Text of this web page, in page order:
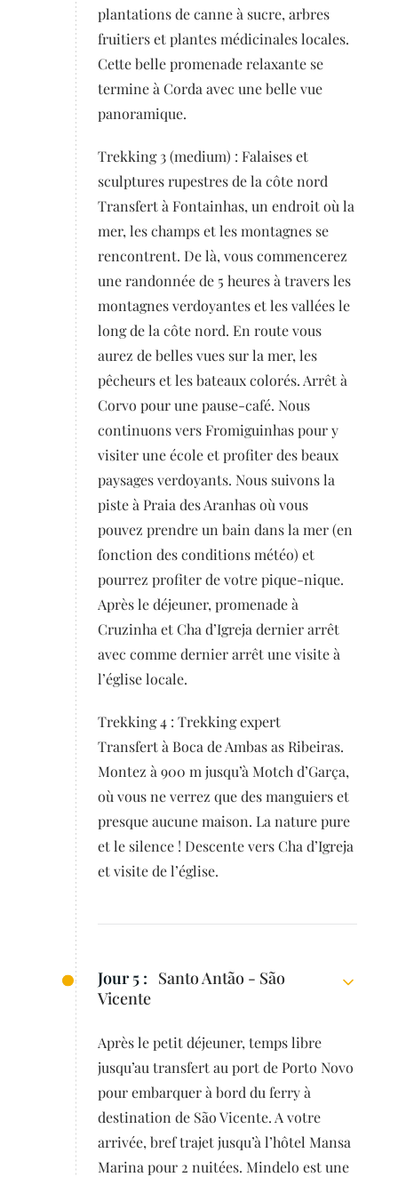
plantations de canne à sucre, arbres
fruitiers et plantes médicinales locales.
Cette belle promenade relaxante se
termine à Corda avec une belle vue
panoramique.
Trekking 3 (medium) : Falaises et
sculptures rupestres de la côte nord
Transfert à Fontainhas, un endroit où la
mer, les champs et les montagnes se
rencontrent. De là, vous commencerez
une randonnée de 5 heures à travers les
montagnes verdoyantes et les vallées le
long de la côte nord. En route vous
aurez de belles vues sur la mer, les
pêcheurs et les bateaux colorés. Arrêt à
Corvo pour une pause-café. Nous
continuons vers Fromiguinhas pour y
visiter une école et profiter des beaux
paysages verdoyants. Nous suivons la
piste à Praia des Aranhas où vous
pouvez prendre un bain dans la mer (en
fonction des conditions météo) et
pourrez profiter de votre pique-nique.
Après le déjeuner, promenade à
Cruzinha et Cha d’Igreja dernier arrêt
avec comme dernier arrêt une visite à
l’église locale.
Trekking 4 : Trekking expert
Transfert à Boca de Ambas as Ribeiras.
Montez à 900 m jusqu’à Motch d’Garça,
où vous ne verrez que des manguiers et
presque aucune maison. La nature pure
et le silence ! Descente vers Cha d’Igreja
et visite de l’église.
Jour 5 : Santo Antão - São
Vicente
Après le petit déjeuner, temps libre
jusqu’au transfert au port de Porto Novo
pour embarquer à bord du ferry à
destination de São Vicente. A votre
arrivée, bref trajet jusqu’à l’hôtel Mansa
Marina pour 2 nuitées. Mindelo est une